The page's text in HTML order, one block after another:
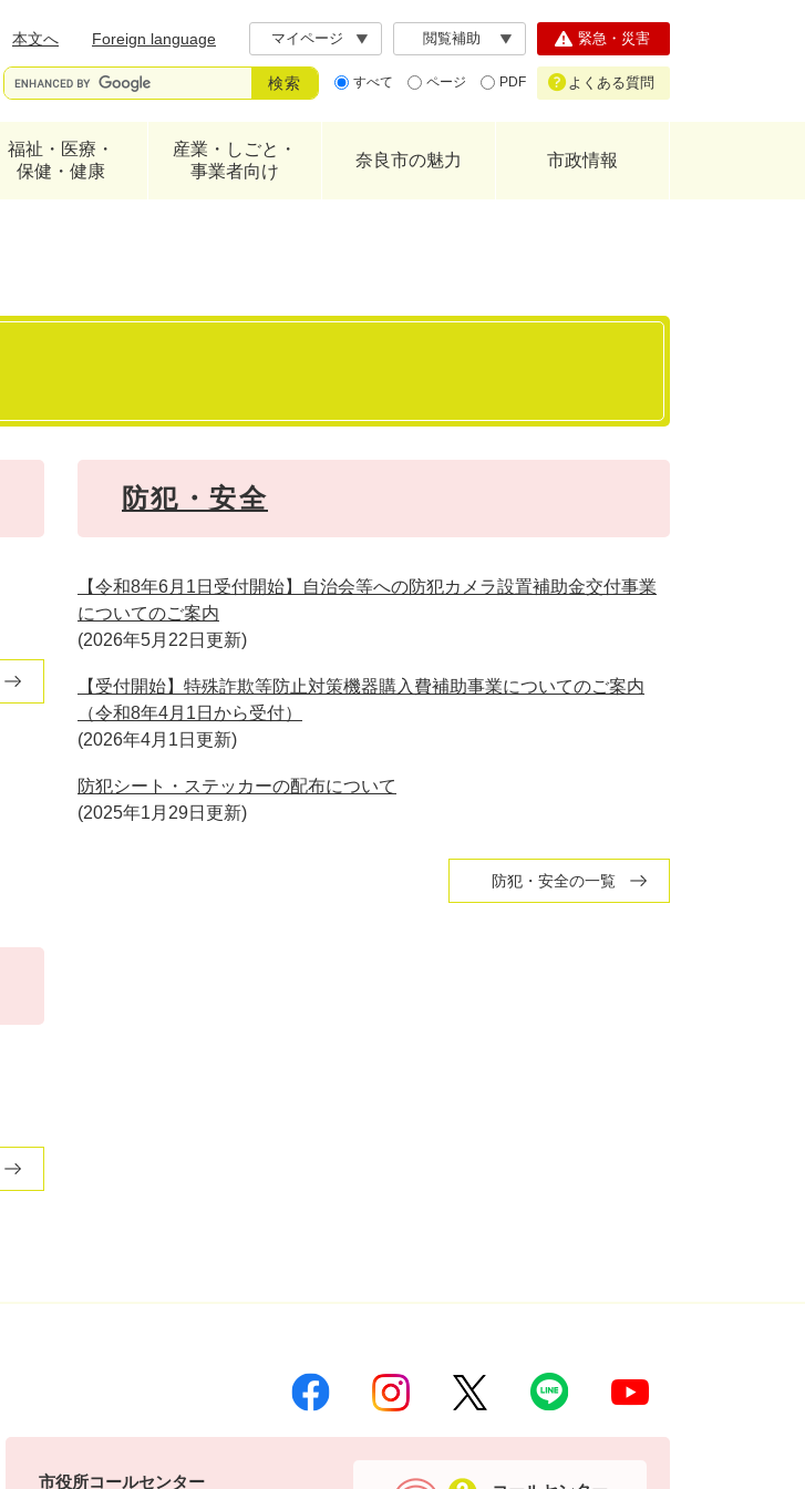
本文へ
Foreign language マイページ 閲覧補助
すべて ページ PDF
緊急・災害
よくある質問
福祉・医療・
保健・健康
産業・しごと・
事業者向け
奈良市の魅力 市政情報
防犯・安全
【令和8年6月1日受付開始】自治会等への防犯カメラ設置補助金交付事業
についてのご案内
2026年5月22日更新
【受付開始】特殊詐欺等防止対策機器購入費補助事業についてのご案内
（令和8年4月1日から受付）
2026年4月1日更新
防犯シート・ステッカーの配布について
2025年1月29日更新
防犯・安全の一覧
市役所コールセンター